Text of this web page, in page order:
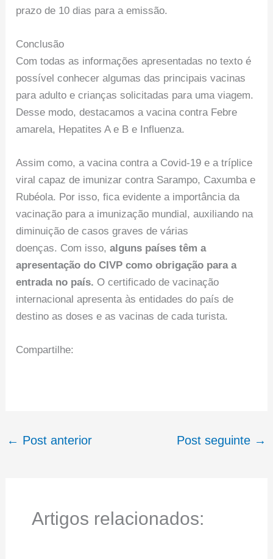
prazo de 10 dias para a emissão.
Conclusão
Com todas as informações apresentadas no texto é
possível conhecer algumas das principais vacinas
para adulto e crianças solicitadas para uma viagem.
Desse modo, destacamos a vacina contra Febre
amarela, Hepatites A e B e Influenza.
Assim como, a vacina contra a Covid-19 e a tríplice
viral capaz de imunizar contra Sarampo, Caxumba e
Rubéola. Por isso, fica evidente a importância da
vacinação para a imunização mundial, auxiliando na
diminuição de casos graves de várias
doenças. Com isso, alguns países têm a
apresentação do CIVP como obrigação para a
entrada no país. O certificado de vacinação
internacional apresenta às entidades do país de
destino as doses e as vacinas de cada turista.
Compartilhe:
← Post anterior Post seguinte →
Artigos relacionados: